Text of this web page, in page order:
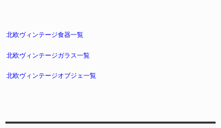
北欧ヴィンテージ食器一覧
北欧ヴィンテージガラス一覧
北欧ヴィンテージオブジェ一覧